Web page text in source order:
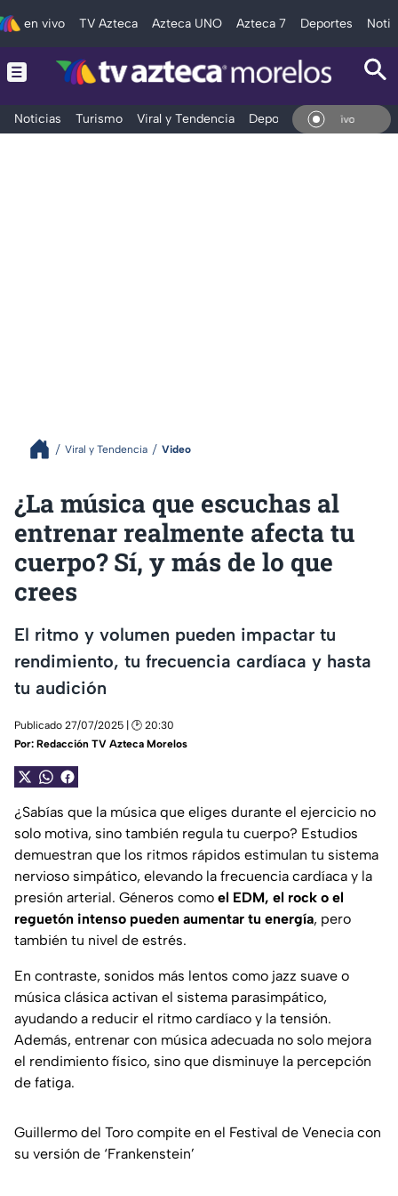
en vivo TV Azteca Azteca UNO Azteca 7 Deportes
Noticias Turismo Viral y Tendencia Deportes Espectáculos
En Vivo
Viral y Tendencia Video
¿La música que escuchas al
entrenar realmente afecta tu
cuerpo? Sí, y más de lo que
crees
El ritmo y volumen pueden impactar tu
rendimiento, tu frecuencia cardíaca y hasta
tu audición
Publicado 27/07/2025 | 🕑 20:30
Por: Redacción TV Azteca Morelos
¿Sabías que la música que eliges durante el ejercicio no
solo motiva, sino también regula tu cuerpo? Estudios
demuestran que los ritmos rápidos estimulan tu sistema
nervioso simpático, elevando la frecuencia cardíaca y la
presión arterial. Géneros como el EDM, el rock o el
reguetón intenso pueden aumentar tu energía, pero
también tu nivel de estrés.
En contraste, sonidos más lentos como jazz suave o
música clásica activan el sistema parasimpático,
ayudando a reducir el ritmo cardíaco y la tensión.
Además, entrenar con música adecuada no solo mejora
el rendimiento físico, sino que disminuye la percepción
de fatiga.
Guillermo del Toro compite en el Festival de Venecia con
su versión de ‘Frankenstein’